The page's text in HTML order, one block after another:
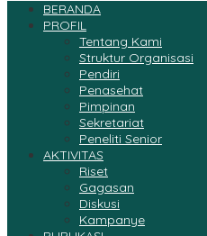
BERANDA
PROFIL
Tentang Kami
Struktur Organisasi
Pendiri
Penasehat
Pimpinan
Sekretariat
Peneliti Senior
AKTIVITAS
Riset
Gagasan
Diskusi
Kampanye